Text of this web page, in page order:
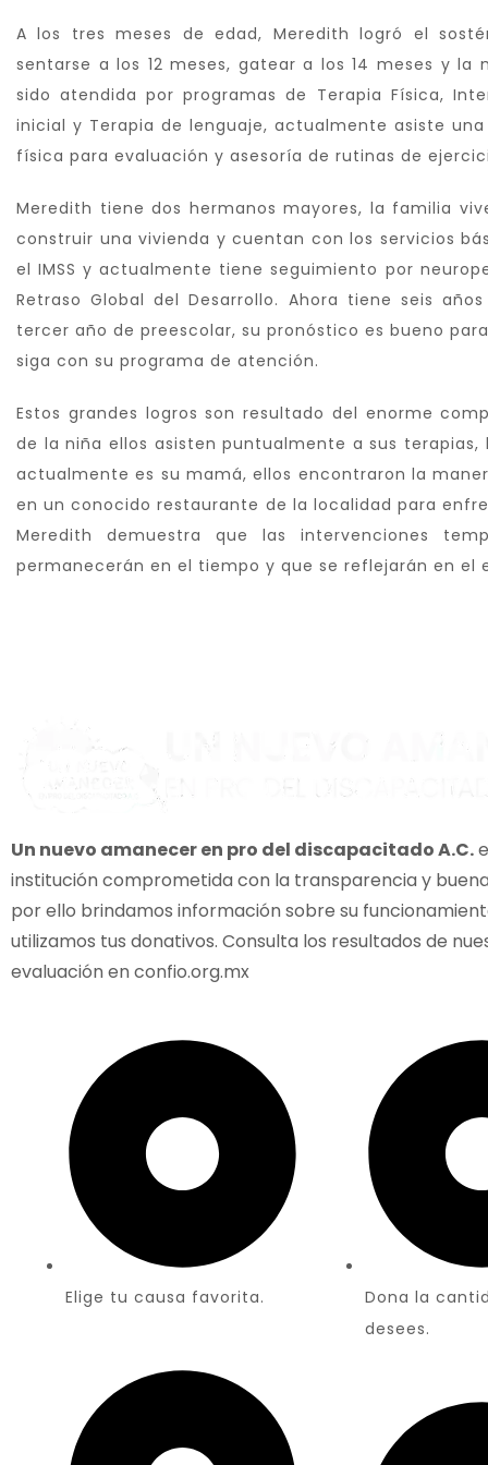
A los tres meses de edad, Meredith logró el
sentarse a los 12 meses, gatear a los 14 meses y
sido atendida por programas de Terapia Física,
inicial y Terapia de lenguaje, actualmente asiste
física para evaluación y asesoría de rutinas de
Meredith tiene dos hermanos mayores, la familia
construir una vivienda y cuentan con los servicios
el IMSS y actualmente tiene seguimiento por
Retraso Global del Desarrollo. Ahora tiene seis
tercer año de preescolar, su pronóstico es bueno
siga con su programa de atención.
Estos grandes logros son resultado del enorme
de la niña ellos asisten puntualmente a sus
actualmente es su mamá, ellos encontraron la
en un conocido restaurante de la localidad para
Meredith demuestra que las intervenciones
permanecerán en el tiempo y que se reflejarán en el
Un nuevo amanecer en pro del discapacitado A.C.
institución comprometida con la transparencia y
por ello brindamos información sobre su
utilizamos tus donativos. Consulta los resultados de
evaluación en confio.org.mx
Elige tu causa favorita.
Dona la
desees.